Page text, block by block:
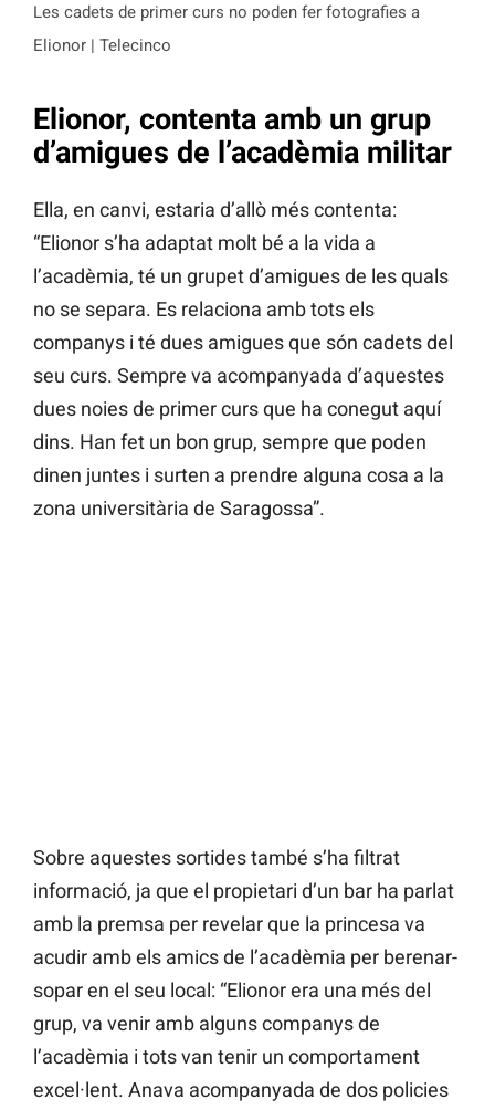
Les cadets de primer curs no poden fer fotografies a
Elionor | Telecinco
Elionor, contenta amb un grup
d’amigues de l’acadèmia militar
Ella, en canvi, estaria d’allò més contenta:
“Elionor s’ha adaptat molt bé a la vida a
l’acadèmia, té un grupet d’amigues de les quals
no se separa. Es relaciona amb tots els
companys i té dues amigues que són cadets del
seu curs. Sempre va acompanyada d’aquestes
dues noies de primer curs que ha conegut aquí
dins. Han fet un bon grup, sempre que poden
dinen juntes i surten a prendre alguna cosa a la
zona universitària de Saragossa”.
Sobre aquestes sortides també s’ha filtrat
informació, ja que el propietari d’un bar ha parlat
amb la premsa per revelar que la princesa va
acudir amb els amics de l’acadèmia per berenar-
sopar en el seu local: “Elionor era una més del
grup, va venir amb alguns companys de
l’acadèmia i tots van tenir un comportament
excel·lent. Anava acompanyada de dos policies